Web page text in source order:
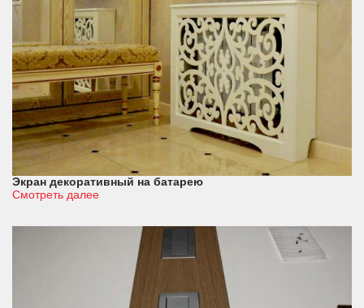
Экран декоративный на батарею
Смотреть далее